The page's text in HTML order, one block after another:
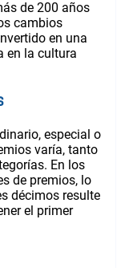
de 200 años
cambios
en una
en la cultura
especial o
varía, tanto
En los
de premios, lo
décimos resulte
el primer